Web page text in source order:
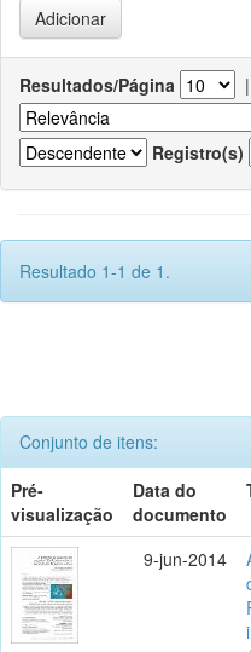
Resultados/Página |
Registro(s)
Resultado 1-1 de 1.
Conjunto de itens:
Pré-
visualização
Data do
documento
9-jun-2014